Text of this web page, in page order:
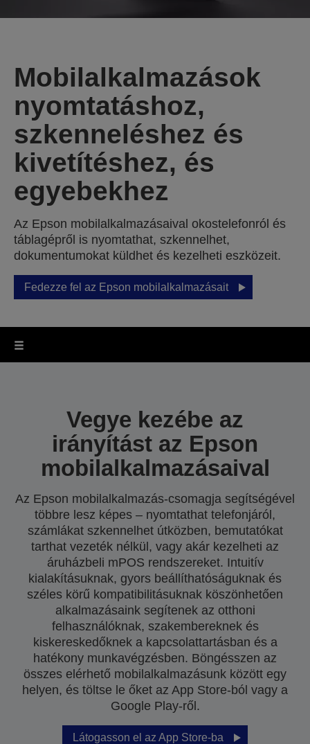
Mobilalkalmazások
nyomtatáshoz,
szkenneléshez és
kivetítéshez, és
egyebekhez
Az Epson mobilalkalmazásaival okostelefonról és
táblagépről is nyomtathat, szkennelhet,
dokumentumokat küldhet és kezelheti eszközeit.
Fedezze fel az Epson mobilalkalmazásait
Vegye kezébe az
irányítást az Epson
mobilalkalmazásaival
Az Epson mobilalkalmazás-csomagja segítségével
többre lesz képes – nyomtathat telefonjáról,
számlákat szkennelhet útközben, bemutatókat
tarthat vezeték nélkül, vagy akár kezelheti az
áruházbeli mPOS rendszereket. Intuitív
kialakításuknak, gyors beállíthatóságuknak és
széles körű kompatibilitásuknak köszönhetően
alkalmazásaink segítenek az otthoni
felhasználóknak, szakembereknek és
kiskereskedőknek a kapcsolattartásban és a
hatékony munkavégzésben. Böngésszen az
összes elérhető mobilalkalmazásunk között egy
helyen, és töltse le őket az App Store-ból vagy a
Google Play-ről.
Látogasson el az App Store-ba